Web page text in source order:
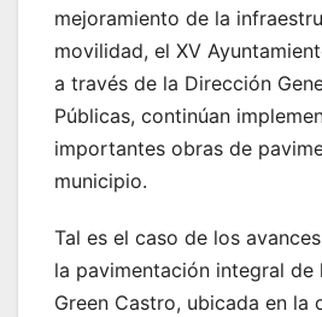
mejoramiento de la
movilidad, el XV
a través de la Dirección
Públicas, continúan
importantes obras de
municipio.
Tal es el caso de los
la pavimentación integral de
Green Castro, ubicada en la